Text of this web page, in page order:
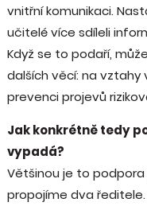
vnitřní komunikaci.
učitelé více sdíleli
Když se to podaří,
dalších věcí: na vztahy
prevenci projevů
Jak konkrétně tedy
vypadá?
Většinou je to podpora
propojíme dva